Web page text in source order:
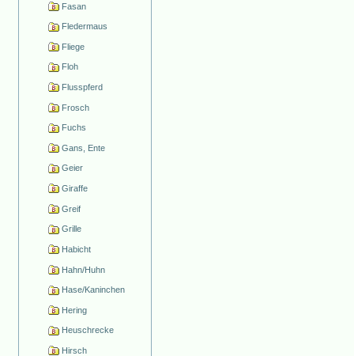
Fasan
Fledermaus
Fliege
Floh
Flusspferd
Frosch
Fuchs
Gans, Ente
Geier
Giraffe
Greif
Grille
Habicht
Hahn/Huhn
Hase/Kaninchen
Hering
Heuschrecke
Hirsch